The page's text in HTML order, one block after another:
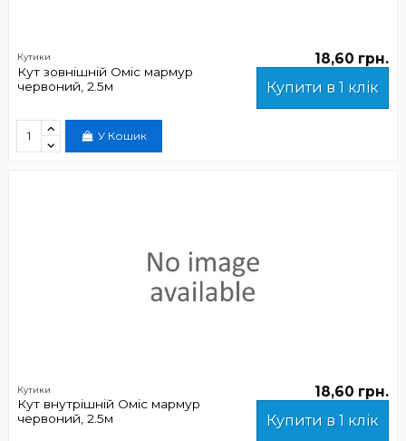
Кутики
Кут зовнішній Оміс мармур
червоний, 2.5м
18,60 грн.
Купити в 1 клік
У Кошик
Кутики
Кут внутрішній Оміс мармур
червоний, 2.5м
18,60 грн.
Купити в 1 клік